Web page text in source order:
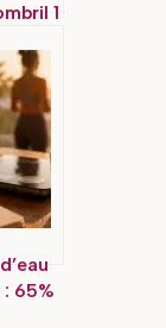
1
ce
ou
65%